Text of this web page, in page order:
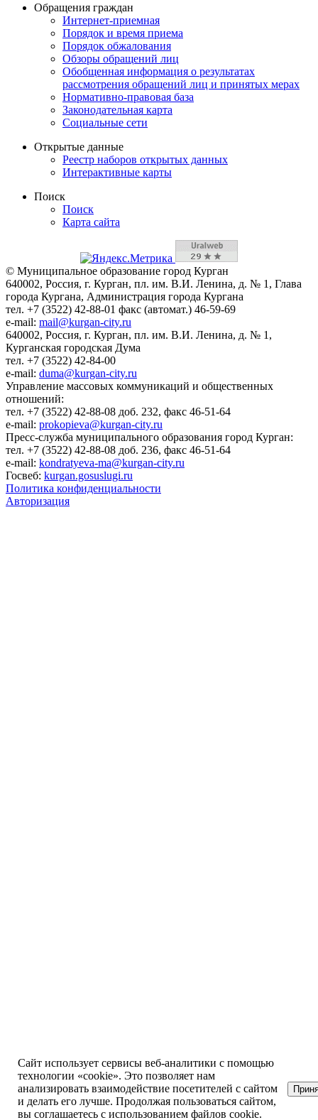
Обращения граждан
Интернет-приемная
Порядок и время приема
Порядок обжалования
Обзоры обращений лиц
Обобщенная информация о результатах
рассмотрения обращений лиц и принятых мерах
Нормативно-правовая база
Законодательная карта
Социальные сети
Открытые данные
Реестр наборов открытых данных
Интерактивные карты
Поиск
Поиск
Карта сайта
© Муниципальное образование город Курган
640002, Россия, г. Курган, пл. им. В.И. Ленина, д. № 1, Глава
города Кургана, Администрация города Кургана
тел. +7 (3522) 42-88-01 факс (автомат.) 46-59-69
e-mail: mail@kurgan-city.ru
640002, Россия, г. Курган, пл. им. В.И. Ленина, д. № 1,
Курганская городская Дума
тел. +7 (3522) 42-84-00
e-mail: duma@kurgan-city.ru
Управление массовых коммуникаций и общественных
отношений:
тел. +7 (3522) 42-88-08 доб. 232, факс 46-51-64
e-mail: prokopieva@kurgan-city.ru
Пресс-служба муниципального образования город Курган:
тел. +7 (3522) 42-88-08 доб. 236, факс 46-51-64
e-mail: kondratyeva-ma@kurgan-city.ru
Госвеб: kurgan.gosuslugi.ru
Политика конфиденциальности
Авторизация
Сайт использует сервисы веб-аналитики с помощью
технологии «cookie». Это позволяет нам
анализировать взаимодействие посетителей с сайтом
и делать его лучше. Продолжая пользоваться сайтом,
вы соглашаетесь с использованием файлов cookie.